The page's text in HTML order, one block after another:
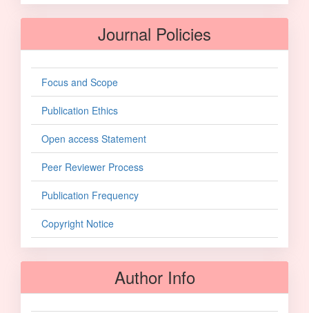
Journal Policies
Focus and Scope
Publication Ethics
Open access Statement
Peer Reviewer Process
Publication Frequency
Copyright Notice
Author Info